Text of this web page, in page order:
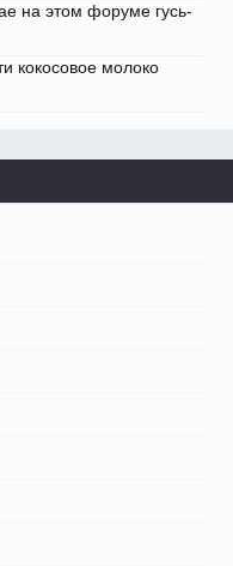
на этом форуме гусь-
кокосовое молоко